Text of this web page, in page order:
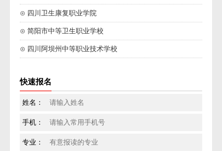
⊙ 四川卫生康复职业学院
⊙ 简阳市中等卫生职业学校
⊙ 四川阿坝州中等职业技术学校
快速报名
姓名：
手机：
专业：